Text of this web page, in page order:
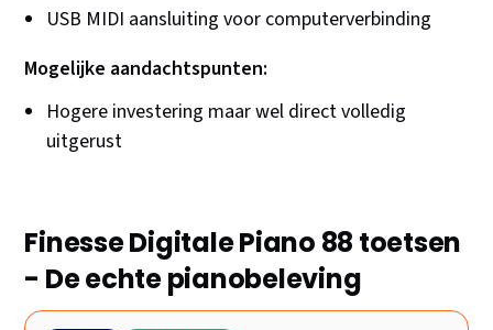
USB MIDI aansluiting voor computerverbinding
Mogelijke aandachtspunten:
Hogere investering maar wel direct volledig
uitgerust
Finesse Digitale Piano 88 toetsen
- De echte pianobeleving